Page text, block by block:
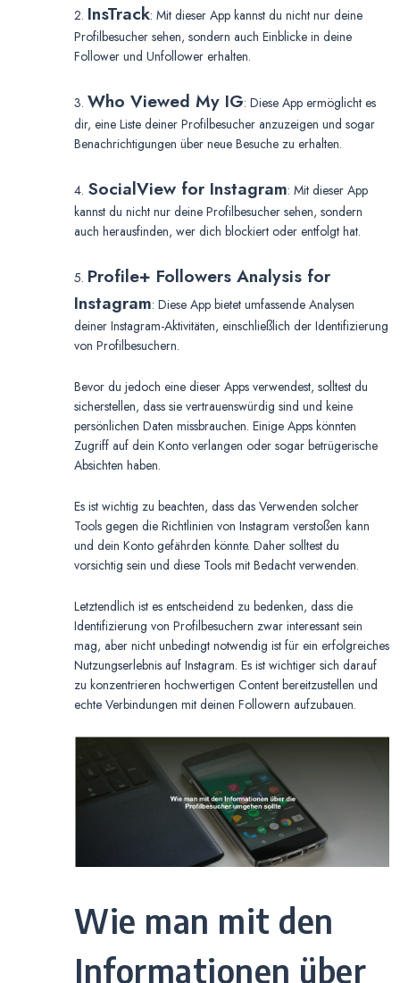
2. InsTrack: Mit dieser App kannst du nicht nur deine
Profilbesucher sehen, sondern auch Einblicke in deine
Follower und Unfollower erhalten.
3. Who Viewed My IG: Diese App ermöglicht es
dir, eine Liste deiner Profilbesucher anzuzeigen und sogar
Benachrichtigungen über neue Besuche zu erhalten.
4. SocialView for Instagram: Mit dieser App
kannst du nicht nur deine Profilbesucher sehen, sondern
auch herausfinden, wer dich blockiert oder entfolgt hat.
5. Profile+ Followers Analysis for
Instagram: Diese App bietet umfassende Analysen
deiner Instagram-Aktivitäten, einschließlich der Identifizierung
von Profilbesuchern.
Bevor du jedoch eine dieser Apps verwendest, solltest du
sicherstellen, dass sie vertrauenswürdig sind und keine
persönlichen Daten missbrauchen. Einige Apps könnten
Zugriff auf dein Konto verlangen oder sogar betrügerische
Absichten haben.
Es ist wichtig zu beachten, dass das Verwenden solcher
Tools gegen die Richtlinien von Instagram verstoßen kann
und dein Konto gefährden könnte. Daher solltest du
vorsichtig sein und diese Tools mit Bedacht verwenden.
Letztendlich ist es entscheidend zu bedenken, dass die
Identifizierung von Profilbesuchern zwar interessant sein
mag, aber nicht unbedingt notwendig ist für ein erfolgreiches
Nutzungserlebnis auf Instagram. Es ist wichtiger sich darauf
zu konzentrieren hochwertigen Content bereitzustellen und
echte Verbindungen mit deinen Followern aufzubauen.
Wie man mit den
Informationen über